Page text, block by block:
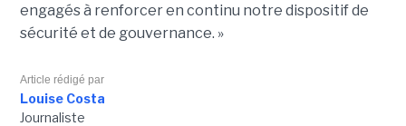
engagés à renforcer en continu notre dispositif de
sécurité et de gouvernance. »
Article rédigé par
Louise Costa
Journaliste